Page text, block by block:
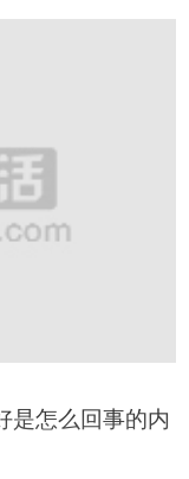
怎么回事的内